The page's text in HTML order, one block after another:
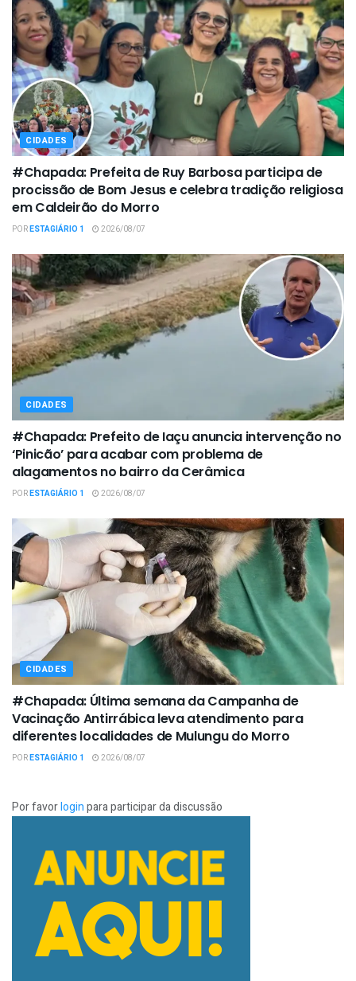
CIDADES
#Chapada: Prefeita de Ruy Barbosa participa de
procissão de Bom Jesus e celebra tradição religiosa
em Caldeirão do Morro
PORESTAGIÁRIO 1 2026/08/07
CIDADES
#Chapada: Prefeito de Iaçu anuncia intervenção no
‘Pinicão’ para acabar com problema de
alagamentos no bairro da Cerâmica
PORESTAGIÁRIO 1 2026/08/07
CIDADES
#Chapada: Última semana da Campanha de
Vacinação Antirrábica leva atendimento para
diferentes localidades de Mulungu do Morro
PORESTAGIÁRIO 1 2026/08/07
Por favorloginpara participar da discussão